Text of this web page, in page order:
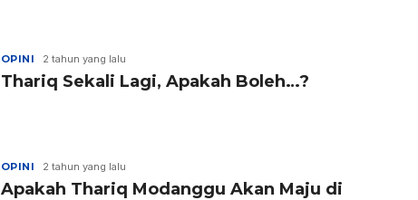
OPINI 2 tahun yang lalu
Thariq Sekali Lagi, Apakah Boleh…?
OPINI 2 tahun yang lalu
Apakah Thariq Modanggu Akan Maju di